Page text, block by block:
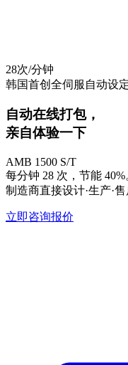
28次/分钟
韩国首创全伺服自动设
自动在线打包，
亲自体验一下
AMB 1500 S/T
每分钟 28 次，节能 40%
制造商直接设计·生产·售
立即咨询报价